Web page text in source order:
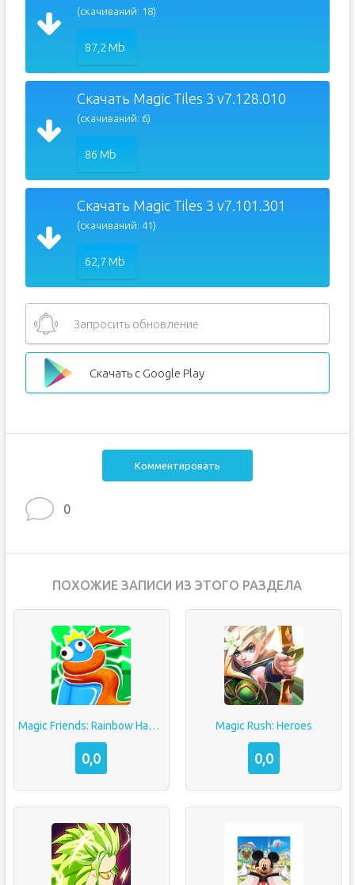
(скачиваний: 18)
87,2 Mb
Скачать Magic Tiles 3 v7.128.010
(скачиваний: 6)
86 Mb
Скачать Magic Tiles 3 v7.101.301
(скачиваний: 41)
62,7 Mb
Запросить обновление
Скачать с Google Play
Комментировать
0
ПОХОЖИЕ ЗАПИСИ ИЗ ЭТОГО РАЗДЕЛА
Magic Friends: Rainbow Hands
0,0
Magic Rush: Heroes
0,0